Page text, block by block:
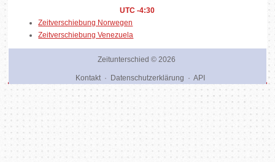
UTC -4:30
Zeitverschiebung Norwegen
Zeitverschiebung Venezuela
Zeitunterschied © 2026
Kontakt· Datenschutzerklärung · API